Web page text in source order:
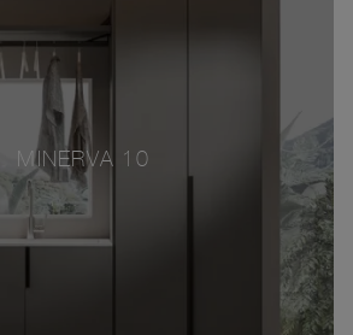
MINERVA 10